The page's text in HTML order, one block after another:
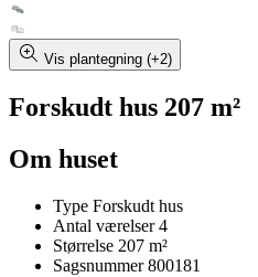
Vis plantegning (+2)
Forskudt hus 207 m²
Om huset
Type Forskudt hus
Antal værelser 4
Størrelse 207 m²
Sagsnummer 800181